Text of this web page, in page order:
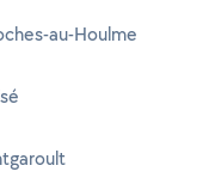
au-Houlme